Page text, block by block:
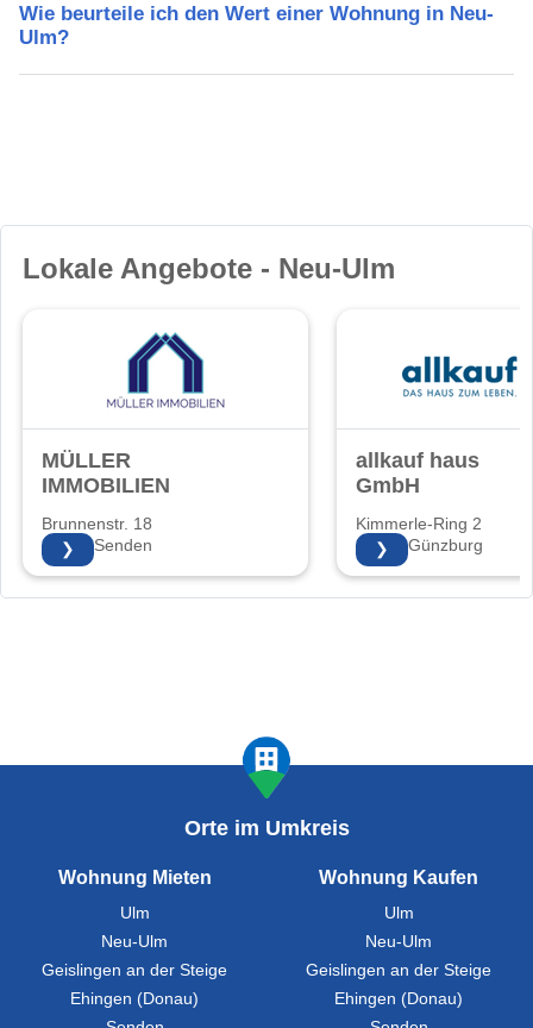
Wie beurteile ich den Wert einer Wohnung in Neu-
Ulm?
Lokale Angebote - Neu-Ulm
MÜLLER
IMMOBILIEN
Brunnenstr. 18
89250 Senden
❯
allkauf haus
GmbH
Kimmerle-Ring 2
89312 Günzburg
❯
Orte im Umkreis
Wohnung Mieten
Ulm
Neu-Ulm
Geislingen an der Steige
Ehingen (Donau)
Wohnung Kaufen
Ulm
Neu-Ulm
Geislingen an der Steige
Ehingen (Donau)